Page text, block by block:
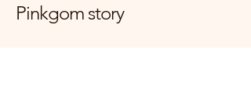
Pinkgom story